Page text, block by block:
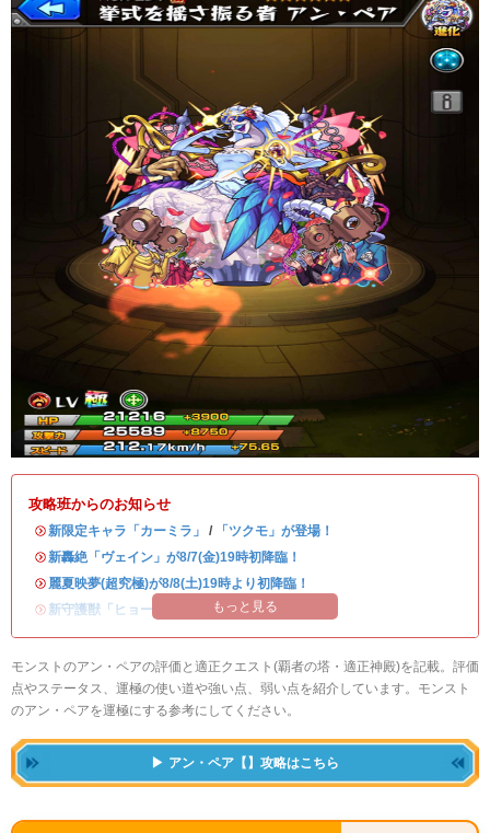
攻略班からのお知らせ
・新限定キャラ「カーミラ」 /
「ツクモ」が登場！
・新轟絶「ヴェイン」が8/7(金)19時初降臨！
・ 麗夏映夢(超究極)が8/8(土)19時より初降臨！
・ 新守護獣「ヒョーたん」が登場！もっと見る
モンストのアン・ペアの評価と適正クエスト(覇者の塔・適正神殿)を記載。評価
点やステータス、運極の使い道や強い点、弱い点を紹介しています。モンスト
のアン・ペアを運極にする参考にしてください。
アン・ペア【】攻略はこちら